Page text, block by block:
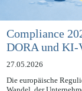
Compliance
DORA und KI-
27.05.2026